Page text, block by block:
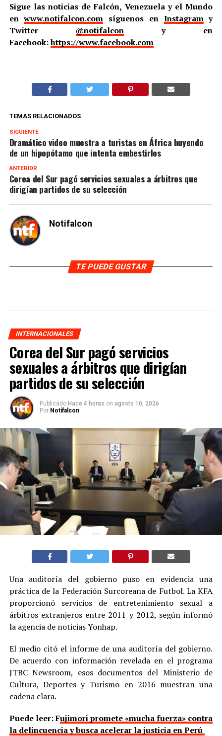
Sigue las noticias de Falcón, Venezuela y el Mundo
enwww.notifalcon.com síguenos en Instagramy
Twitter @notifalcony en
Facebook:https://www.facebook.com
TEMAS RELACIONADOS
SIGUIENTE
Dramático video muestra a turistas en África huyendo
de un hipopótamo que intenta embestirlos
ANTERIOR
Corea del Sur pagó servicios sexuales a árbitros que
dirigían partidos de su selección
Notifalcon
TE PUEDE GUSTAR
INTERNACIONALES
Corea del Sur pagó servicios
sexuales a árbitros que dirigían
partidos de su selección
Publicado Hace 4 horas on agosto 10, 2026
Por Notifalcon
Una auditoría del gobierno puso en evidencia una
práctica de la Federación Surcoreana de Futbol. La KFA
proporcionó servicios de entretenimiento sexual a
árbitros extranjeros entre 2011 y 2012, según informó
la agencia de noticias Yonhap.
El medio citó el informe de una auditoría del gobierno.
De acuerdo con información revelada en el programa
JTBC Newsroom, esos documentos del Ministerio de
Cultura, Deportes y Turismo en 2016 muestran una
cadena clara.
Puede leer: Fujimori promete «mucha fuerza» contra
la delincuencia y busca acelerar la justicia en Perú